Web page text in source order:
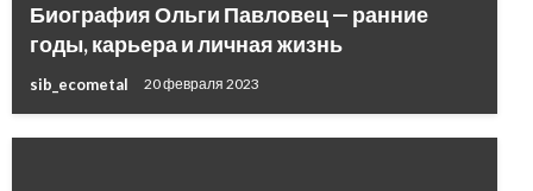
Биография Ольги Павловец — ранние
годы, карьера и личная жизнь
sib_ecometal 20 февраля 2023